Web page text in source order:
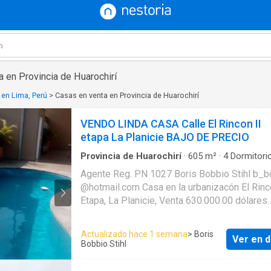
en Provincia de Huarochirí
Lima, Perú > Casas en venta en Provincia de Huarochirí
VENDO LINDA CASA Calle El Rincon II
etapa La Planicie BAJO DE PRECIO
Provincia de Huarochirí · 605 m² · 4
empotrado· Caseta de vigilancia·Jacuzzi
Agente Reg. PN 1027 Boris Bobbio Stihl
@hotmail.com Casa en la urbanizacón El
Etapa, La Planicie, Venta 630.000.00 dólares
Area construida 357.00 metros
Pisos, Sin Muebles, 16 años de antigüedad,
Actualizado hace 1 semana> Boris
Bobbio Stihl
Ver en